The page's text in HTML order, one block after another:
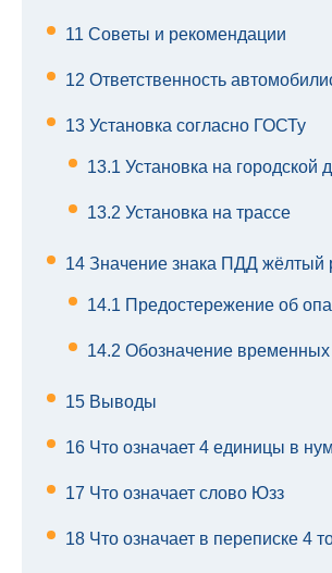
11 Советы и рекомендации
12 Ответственность
13 Установка согласно ГОСТу
13.1 Установка на городской
13.2 Установка на трассе
14 Значение знака ПДД жёлтый
14.1 Предостережение об
14.2 Обозначение временных
15 Выводы
16 Что означает 4 единицы в
17 Что означает слово Юзз
18 Что означает в переписке 4